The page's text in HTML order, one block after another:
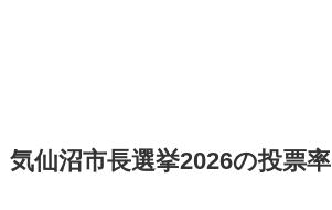
気仙沼市長選挙2026の投票率